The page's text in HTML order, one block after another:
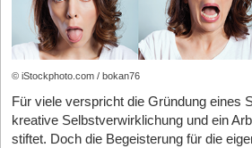
Fördermittel Hamburg-Kredit Global»
Hamburg-Kredit
Förderdatenbank:Erfahren Sie hier alle
Fördermittel Hamburg-Kredit Wachstum»
© iStockphoto.com / bokan76
Für viele verspricht die Gründung eines
kreative Selbstverwirklichung und ein
stiftet. Doch die Begeisterung für die